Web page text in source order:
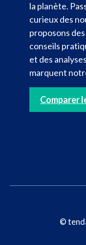
la planète.
curieux des
proposons
conseils
et des
marquent
Comparer
©